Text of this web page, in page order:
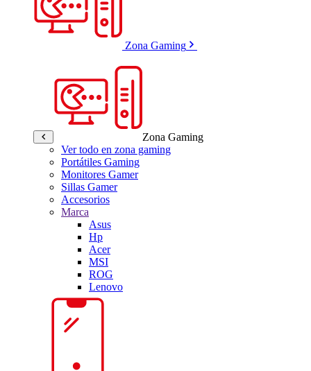
Zona Gaming
Zona Gaming
Ver todo en zona gaming
Portátiles Gaming
Monitores Gamer
Sillas Gamer
Accesorios
Marca
Asus
Hp
Acer
MSI
ROG
Lenovo